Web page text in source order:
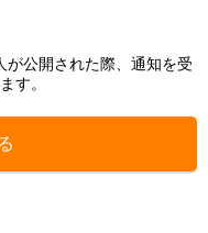
が公開された際、通知を受
す。